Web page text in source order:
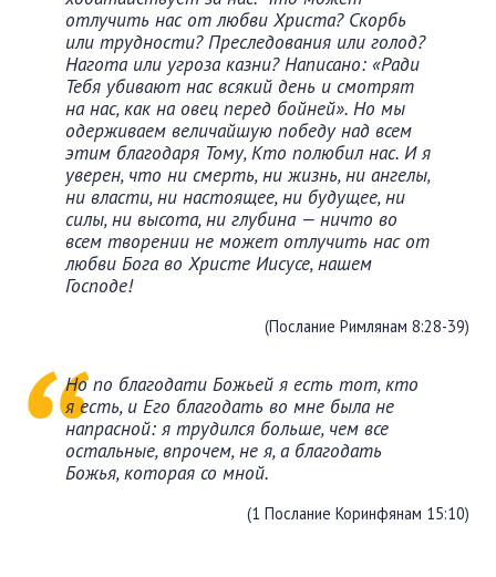
отлучить нас от любви Христа? Скорбь
или трудности? Преследования или голод?
Нагота или угроза казни? Написано: «Ради
Тебя убивают нас всякий день и смотрят
на нас, как на овец перед бойней». Но мы
одерживаем величайшую победу над всем
этим благодаря Тому, Кто полюбил нас. И я
уверен, что ни смерть, ни жизнь, ни ангелы,
ни власти, ни настоящее, ни будущее, ни
силы, ни высота, ни глубина — ничто во
всем творении не может отлучить нас от
любви Бога во Христе Иисусе, нашем
Господе!
(Послание Римлянам 8:28-39)
Но по благодати Божьей я есть тот, кто
я есть, и Его благодать во мне была не
напрасной: я трудился больше, чем все
остальные, впрочем, не я, а благодать
Божья, которая со мной.
(1 Послание Коринфянам 15:10)